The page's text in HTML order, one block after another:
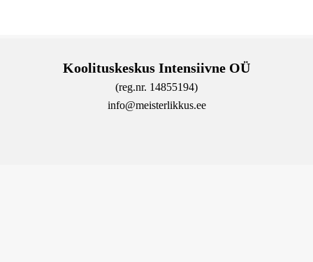
Koolituskeskus Intensiivne OÜ
(reg.nr. 14855194)
info@meisterlikkus.ee